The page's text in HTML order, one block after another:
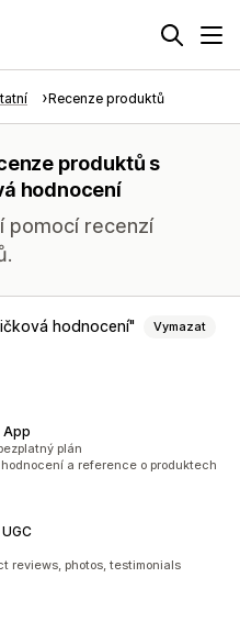
Recenze produktů
produktů s
hodnocení
pomocí recenzí
hodnocení Vymazat
App
plán
a reference o produktech
reviews, photos, testimonials